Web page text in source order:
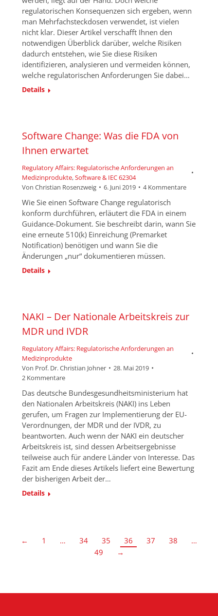
regulatorischen Konsequenzen sich ergeben, wenn
man Mehrfachsteckdosen verwendet, ist vielen
nicht klar. Dieser Artikel verschafft Ihnen den
notwendigen Überblick darüber, welche Risiken
dadurch entstehen, wie Sie diese Risiken
identifizieren, analysieren und vermeiden können,
welche regulatorischen Anforderungen Sie dabei…
Details
Software Change: Was die FDA von
Ihnen erwartet
Regulatory Affairs: Regulatorische Anforderungen an
Medizinprodukte,Software & IEC 62304
Von Christian Rosenzweig 6. Juni 2019 4 Kommentare
Wie Sie einen Software Change regulatorisch
konform durchführen, erläutert die FDA in einem
Guidance-Dokument. Sie beschreibt darin, wann Sie
eine erneute 510(k) Einreichung (Premarket
Notification) benötigen und wann Sie die
Änderungen „nur“ dokumentieren müssen.
Details
NAKI – Der Nationale Arbeitskreis zur
MDR und IVDR
Regulatory Affairs: Regulatorische Anforderungen an
Medizinprodukte
Von Prof. Dr. Christian Johner
28. Mai 2019
2 Kommentare
Das deutsche Bundesgesundheitsministerium hat
den Nationalen Arbeitskreis (NAKI) ins Leben
gerufen, um Fragen zur Implementierung der EU-
Verordnungen, der MDR und der IVDR, zu
beantworten. Auch wenn der NAKI ein deutscher
Arbeitskreis ist, sind dessen Arbeitsergebnisse
teilweise auch für andere Länder von Interesse. Das
Fazit am Ende dieses Artikels liefert eine Bewertung
der bisherigen Arbeit der…
Details
← 1 … 34 35 36 37 38
…
49
→